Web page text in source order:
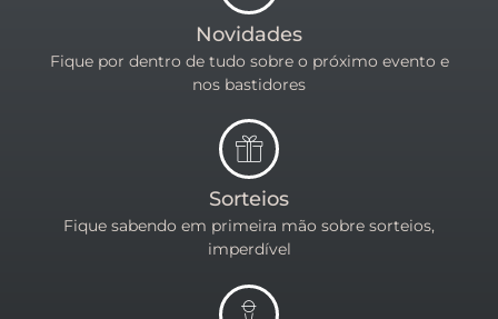
Novidades
Fique por dentro de tudo sobre o próximo evento e
nos bastidores
Sorteios
Fique sabendo em primeira mão sobre sorteios,
imperdível